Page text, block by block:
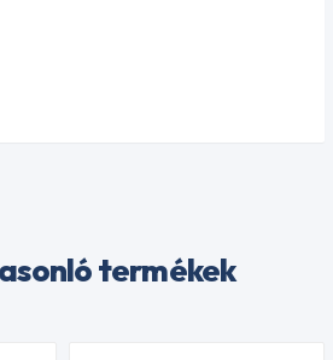
termékek